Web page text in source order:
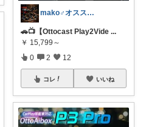
mako♂オススメ車バイク用品紹介
🚗📺【Ottocast Play2Vide ...
￥ 15,799～
0 2 12
コレ いいね